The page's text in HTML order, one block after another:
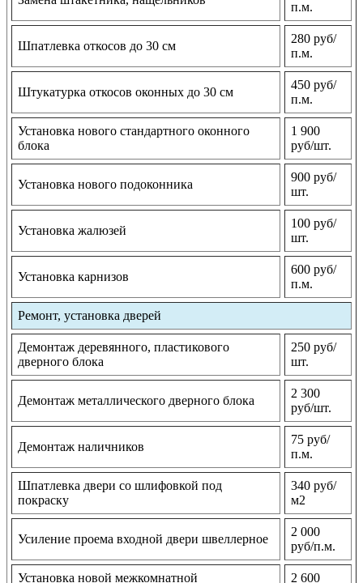
п.м.
Шпатлевка откосов до 30 см
280 руб/
п.м.
Штукатурка откосов оконных до 30 см
450 руб/
п.м.
Установка нового стандартного оконного
блока
1 900
руб/шт.
Установка нового подоконника
900 руб/
шт.
Установка жалюзей
100 руб/
шт.
Установка карнизов
600 руб/
п.м.
Ремонт, установка дверей
Демонтаж деревянного, пластикового
дверного блока
250 руб/
шт.
Демонтаж металлического дверного блока
2 300
руб/шт.
Демонтаж наличников
75 руб/
п.м.
Шпатлевка двери со шлифовкой под
покраску
340 руб/
м2
Усиление проема входной двери швеллерное
2 000
руб/п.м.
Установка новой межкомнатной 2 600